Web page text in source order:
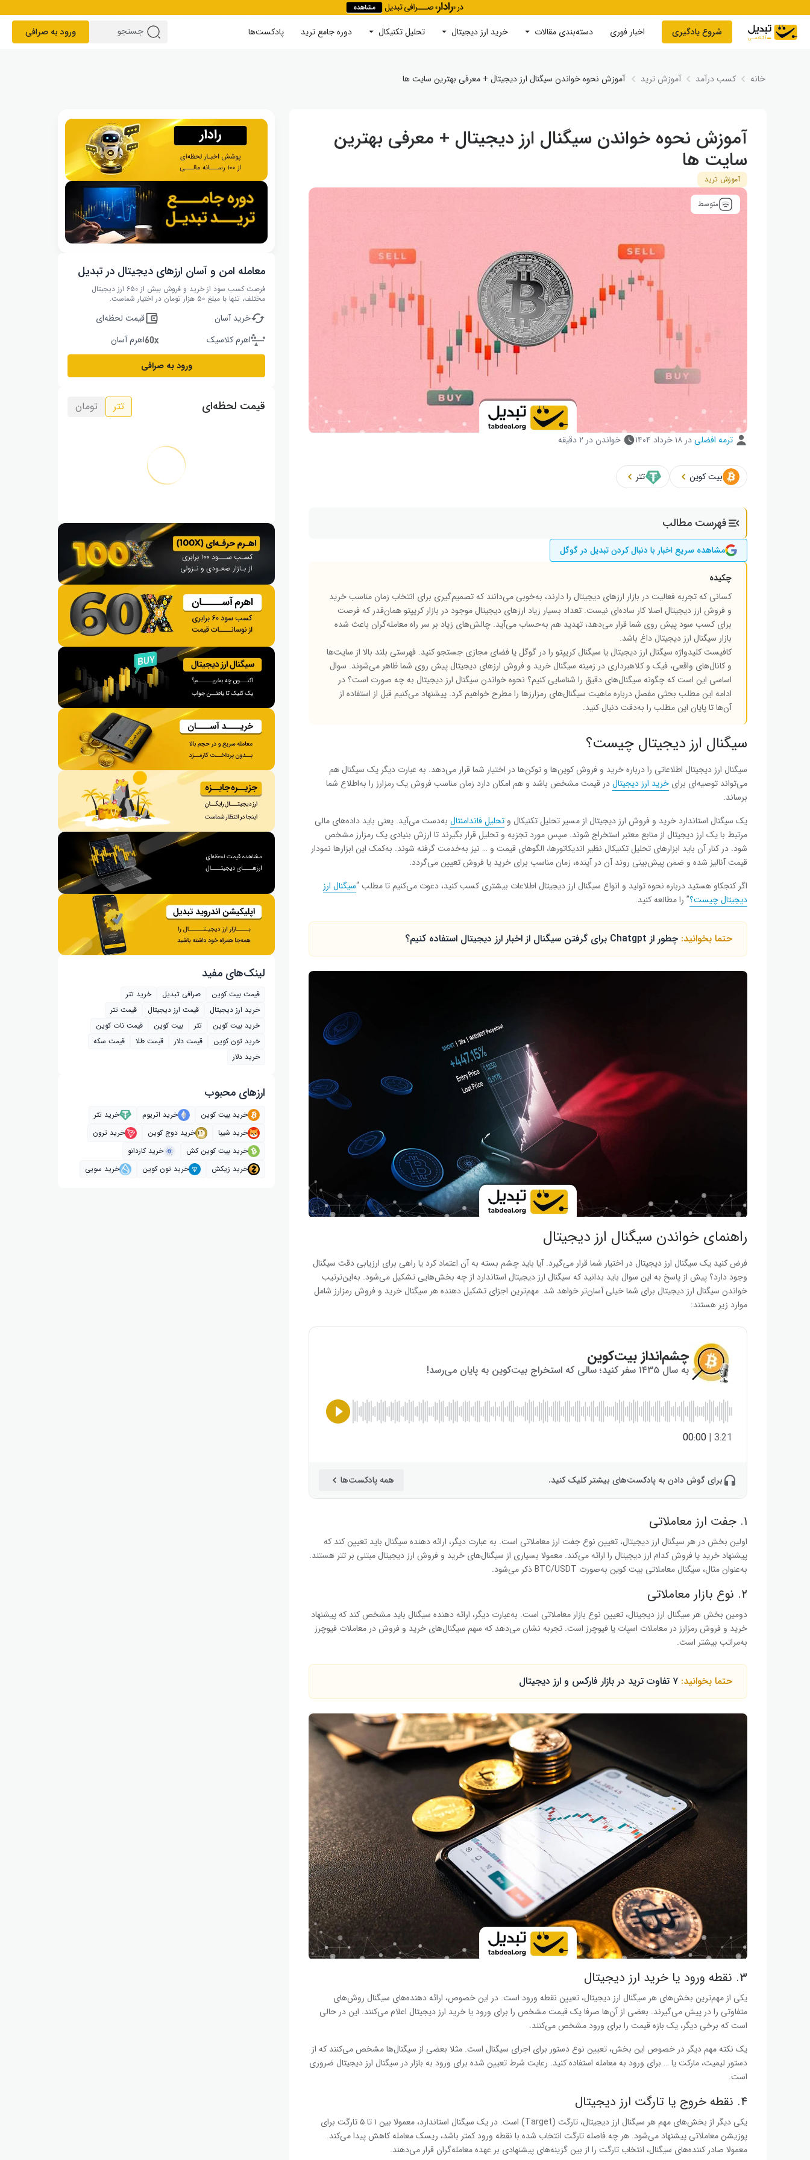
شروع یادگیری اخبار فوری دسته‌بندی مقالات خرید ارز دیجیتال تحلیل تکنیکال دوره‌ جامع ترید پادکست‌ها جستجو ورود به صرافی
خانه کسب درآمد آموزش ترید آموزش نحوه خواندن سیگنال ارز دیجیتال + معرفی بهترین سایت‌ ها
آموزش نحوه خواندن سیگنال ارز دیجیتال + معرفی بهترین
سایت‌ ها
آموزش ترید
متوسط
ترمه افضلیدر ۱۸ خرداد ۱۴۰۴ خواندن در ۲ دقیقه
بیت کوین تتر
فهرست مطالب
مشاهده سریع اخبار با دنبال کردن تبدیل در گوگل
چکیده
کسانی که تجربه فعالیت در بازار ارزهای دیجیتال را دارند، به‌خوبی می‌دانند که تصمیم‌گیری برای انتخاب زمان مناسب خرید
و فروش ارز دیجیتال اصلا کار ساده‌ای نیست. تعداد بسیار زیاد ارزهای دیجیتال موجود در بازار کریپتو همان‌قدر که فرصت
برای کسب سود پیش روی شما قرار می‌دهد، تهدید هم به‌حساب می‌آید. چالش‌های زیاد بر سر راه معامله‌گران باعث شده
بازار سیگنال ارز دیجیتال داغ باشد.
کافیست کلیدواژه سیگنال ارز دیجیتال یا سیگنال کریپتو را در گوگل یا فضای مجازی جستجو کنید. فهرستی بلند بالا از سایت‌ها
و کانال‌های واقعی، فیک و کلاهبرداری در زمینه سیگنال خرید و فروش ارزهای دیجیتال پیش روی شما ظاهر می‌شوند. سوال
اساسی این است که چگونه سیگنال‌های دقیق را شناسایی کنیم؟ نحوه خواندن سیگنال ارز دیجیتال به چه صورت است؟ در
ادامه این مطلب بحثی مفصل درباره ماهیت سیگنال‌های رمزارزها را مطرح خواهیم کرد. پیشنهاد می‌کنیم قبل از استفاده از
آن‌ها تا پایان این مطلب را به‌دقت دنبال کنید.
سیگنال ارز دیجیتال چیست؟
سیگنال ارز دیجیتال اطلاعاتی را درباره خرید و فروش کوین‌ها و توکن‌ها در اختیار شما قرار می‌دهد. به عبارت دیگر یک سیگنال هم
می‌تواند توصیه‌ای برای خرید ارز دیجیتالدر قیمت مشخص باشد و هم امکان دارد زمان مناسب فروش یک رمزارز را به‌اطلاع شما
برساند.
یک سیگنال استاندارد خرید و فروش ارز دیجیتال از مسیر تحلیل تکنیکال و تحلیل فاندامنتال به‌دست می‌آید. یعنی باید داده‌های مالی
مرتبط با یک ارز دیجیتال از منابع معتبر استخراج شوند. سپس مورد تجزیه و تحلیل قرار بگیرند تا ارزش بنیادی یک رمزارز مشخص
شود. در کنار آن باید ابزارهای تحلیل تکنیکال نظیر اندیکاتورها، الگوهای قیمت و … نیز به‌خدمت گرفته شوند. به‌کمک این ابزارها نمودار
قیمت آنالیز شده و ضمن پیش‌بینی روند آن در آینده، زمان مناسب برای خرید یا فروش تعیین می‌گردد.
اگر کنجکاو هستید درباره نحوه تولید و انواع سیگنال ارز دیجیتال اطلاعات بیشتری کسب کنید، دعوت می‌کنیم تا مطلب “سیگنال ارز
دیجیتال چیست؟” را مطالعه کنید.
حتما بخوانید: چطور از Chatgpt برای گرفتن سیگنال از اخبار ارز دیجیتال استفاده کنیم؟
راهنمای خواندن سیگنال ارز دیجیتال
فرض کنید یک سیگنال ارز دیجیتال در اختیار شما قرار می‌گیرد. آیا باید چشم بسته به آن اعتماد کرد یا راهی برای ارزیابی دقت سیگنال
وجود دارد؟ پیش از پاسخ به این سوال باید بدانید که سیگنال ارز دیجیتال استاندارد از چه بخش‌هایی تشکیل می‌شود. به‌این‌ترتیب
خواندن سیگنال ارز دیجیتال برای شما خیلی آسان‌تر خواهد شد. مهم‌ترین اجزای تشکیل دهنده هر سیگنال خرید و فروش رمزارز شامل
موارد زیر هستند:
چشم‌انداز بیت‌کوین
به سال ۱۴۳۵ سفر کنید؛ سالی که استخراج بیت‌کوین به پایان می‌رسد!
3:21
|
00:00
برای گوش دادن به پادکست‌های بیشتر کلیک کنید. همه پادکست‌ها
۱. جفت ارز معاملاتی
اولین بخش در هر سیگنال ارز دیجیتال، تعیین نوع جفت ارز معاملاتی است. به عبارت دیگر، ارائه دهنده سیگنال باید تعیین کند که
پیشنهاد خرید یا فروش کدام ارز دیجیتال را ارائه می‌کند. معمولا بسیاری از سیگنال‌های خرید و فروش ارز دیجیتال مبتنی بر تتر هستند.
به‌عنوان مثال، سیگنال معاملاتی بیت کوین به‌صورت BTC/USDT ذکر می‌شود.
۲. نوع بازار معاملاتی
دومین بخش هر سیگنال ارز دیجیتال، تعیین نوع بازار معاملاتی است. به‌عبارت دیگر، ارائه دهنده سیگنال باید مشخص کند که پیشنهاد
خرید و فروش رمزارز در معاملات اسپات یا فیوچرز است. تجربه نشان می‌دهد که سهم سیگنال‌های خرید و فروش در معاملات فیوچرز
به‌‌مراتب بیشتر است.
حتما بخوانید: ۷ تفاوت ترید در بازار فارکس و ارز دیجیتال
۳. نقطه ورود یا خرید ارز دیجیتال
یکی از مهم‌ترین بخش‌های هر سیگنال ارز دیجیتال، تعیین نقطه ورود است. در این خصوص، ارائه دهنده‌های سیگنال روش‌های
متفاوتی را در پیش می‌گیرند. بعضی از آن‌ها صرفا یک قیمت مشخص را برای ورود یا خرید ارز دیجیتال اعلام می‌کنند. این در حالی
است که برخی دیگر، یک بازه قیمت را برای ورود مشخص می‌کنند.
یک نکته مهم دیگر در خصوص این بخش، تعیین نوع دستور برای اجرای سیگنال است. مثلا بعضی از سیگنال‌ها مشخص می‌کنند که از
دستور لیمیت، مارکت یا … برای ورود به معامله استفاده کنید. رعایت شرط تعیین شده برای ورود به بازار در سیگنال ارز دیجیتال ضروری
است.
۴. نقطه خروج یا تارگت ارز دیجیتال
یکی دیگر از بخش‌های مهم هر سیگنال ارز دیجیتال، تارگت (Target) است. در یک سیگنال استاندارد، معمولا بین ۱ تا ۵ تارگت برای
پوزیشن معاملاتی پیشنهاد می‌شود. هر چه فاصله تارگت انتخاب شده با نقطه ورود کمتر باشد، ریسک معامله کاهش پیدا می‌کند.
معمولا صادر کننده‌های سیگنال، انتخاب تارگت را از بین گزینه‌های پیشنهادی بر عهده معامله‌گران قرار می‌دهند.
معامله امن و آسان ارزهای دیجیتال در تبدیل
فرصت کسب سود از خرید و فروش بیش از ۶۵۰ ارز دیجیتال
مختلف، تنها با مبلغ ۵۰ هزار تومان در اختیار شماست.
خرید آسان
قیمت لحظه‌ای
اهرم کلاسیک
اهرم آسان
ورود به صرافی
قیمت لحظه‌ای تتر تومان
لینک‌های مفید
قیمت بیت کوین صرافی تبدیل
خرید تتر
خرید ارز دیجیتال
قیمت ارز دیجیتال
قیمت تتر
خرید بیت‌ کوین
تتر بیت کوین
قیمت نات کوین
خرید تون کوین
قیمت دلار قیمت طلا
قیمت سکه
خرید دلار
ارز‌های محبوب
خرید بیت کوین خرید اتریوم
خرید تتر
خرید شیبا
خرید دوج کوین
خرید ترون
خرید بیت کوین کش
خرید کاردانو
خرید زیکش
خرید تون کوین خرید سویی